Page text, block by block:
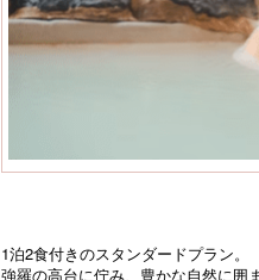
1泊2食付きのスタンダードプラン。
強羅の高台に佇み、豊かな自然に囲